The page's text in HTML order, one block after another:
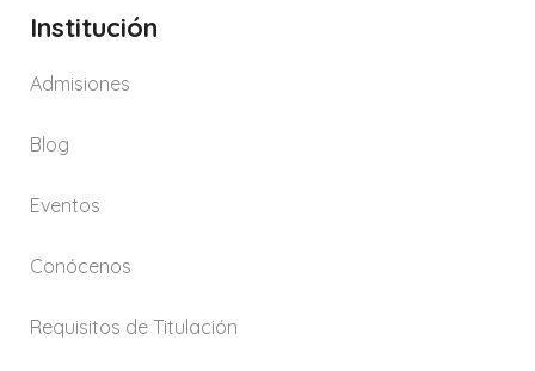
Institución
Admisiones
Blog
Eventos
Conócenos
Requisitos de Titulación